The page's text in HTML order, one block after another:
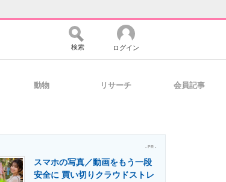
マーケ×ITの今がよく分かる
検索 ログイン
動物 リサーチ 会員記事
- PR -
スマホの写真／動画をもう一段
安全に 買い切りクラウドストレ